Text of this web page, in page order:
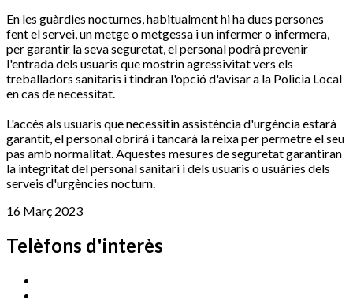
En les guàrdies nocturnes, habitualment hi ha dues persones
fent el servei, un metge o metgessa i un infermer o infermera,
per garantir la seva seguretat, el personal podrà prevenir
l'entrada dels usuaris que mostrin agressivitat vers els
treballadors sanitaris i tindran l'opció d'avisar a la Policia Local
en cas de necessitat.
L'accés als usuaris que necessitin assistència d'urgència estarà
garantit, el personal obrirà i tancarà la reixa per permetre el seu
pas amb normalitat. Aquestes mesures de seguretat garantiran
la integritat del personal sanitari i dels usuaris o usuàries dels
serveis d'urgències nocturn.
16 Març 2023
Telèfons d'interès